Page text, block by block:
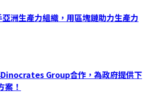
洲生產力組織，用區塊鏈助力生產力
Group合作，為政府提供下
案！